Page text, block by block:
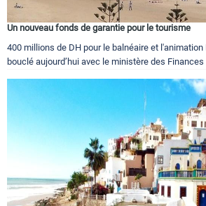
Un nouveau fonds de garantie pour le tourisme
400 millions de DH pour le balnéaire et
bouclé aujourd’hui avec le ministère des